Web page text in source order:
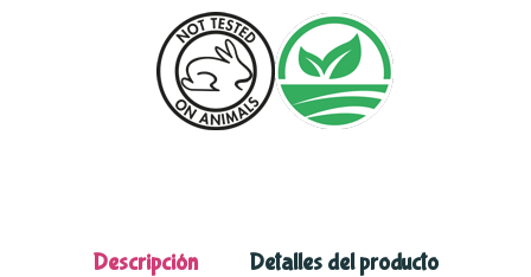
Descripción Detalles del producto